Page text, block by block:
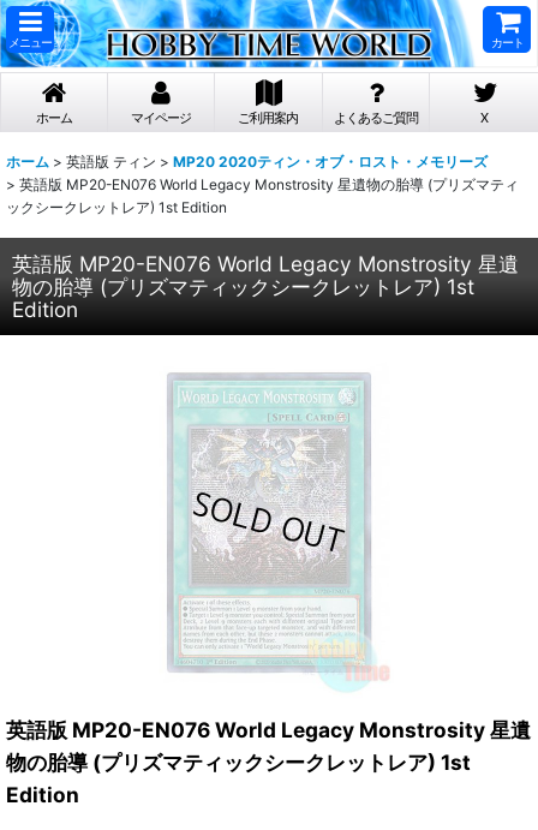
メニュー カート
ホーム マイページ ご利用案内 よくあるご質問 X
ホーム > 英語版 ティン > MP20 2020ティン・オブ・ロスト・メモリーズ
> 英語版 MP20-EN076 World Legacy Monstrosity 星遺物の胎導 (プリズマティ
ックシークレットレア) 1st Edition
英語版 MP20-EN076 World Legacy Monstrosity 星遺
物の胎導 (プリズマティックシークレットレア) 1st
Edition
英語版 MP20-EN076 World Legacy Monstrosity 星遺
物の胎導 (プリズマティックシークレットレア) 1st
Edition